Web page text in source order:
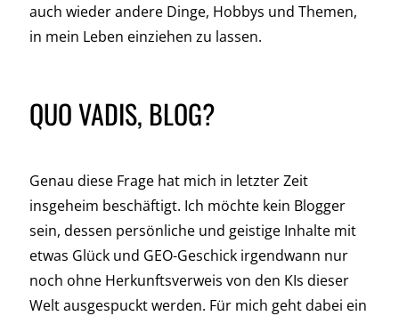
auch wieder andere Dinge, Hobbys und Themen,
in mein Leben einziehen zu lassen.
QUO VADIS, BLOG?
Genau diese Frage hat mich in letzter Zeit
insgeheim beschäftigt. Ich möchte kein Blogger
sein, dessen persönliche und geistige Inhalte mit
etwas Glück und GEO-Geschick irgendwann nur
noch ohne Herkunftsverweis von den KIs dieser
Welt ausgespuckt werden. Für mich geht dabei ein